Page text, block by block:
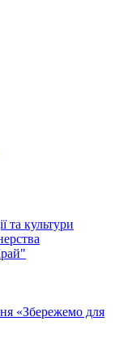
та культури
«Збережемо для